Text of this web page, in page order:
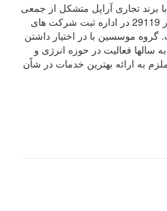
برند تجاری آراپل متشکل از جمعی
از مهندسین پویا و خلاق به شمار 29119 در اداره ثبت شرکت های
گروه موسسین با در اختیار داشتن
سالها فعالیت در حوزه انرژی و
به ارائه بهترین خدمات در شاًن